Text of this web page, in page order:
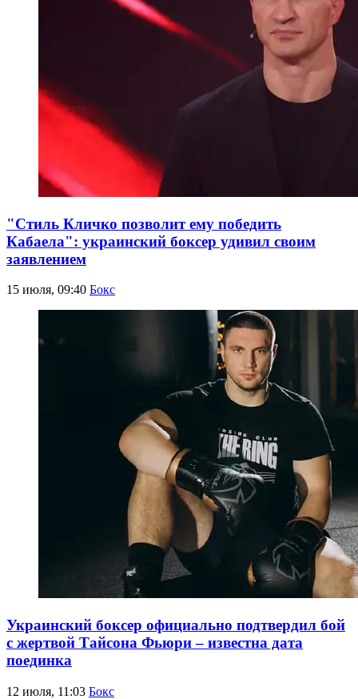
"Стиль Кличко позволит ему победить
Кабаела": украинский боксер удивил своим
заявлением
15 июля, 09:40 Бокс
Украинский боксер официально подтвердил бой
с жертвой Тайсона Фьюри – известна дата
поединка
12 июля, 11:03 Бокс